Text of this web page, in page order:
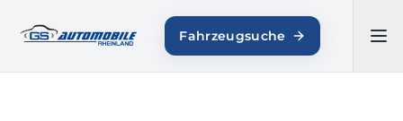
GS AUTOMOBILE
RHEINLAND Fahrzeugsuche